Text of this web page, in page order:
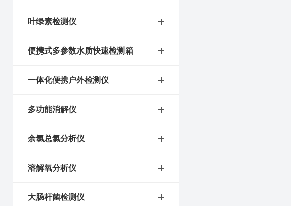
叶绿素检测仪
便携式多参数水质快速检测箱
一体化便携户外检测仪
多功能消解仪
余氯总氯分析仪
溶解氧分析仪
大肠杆菌检测仪